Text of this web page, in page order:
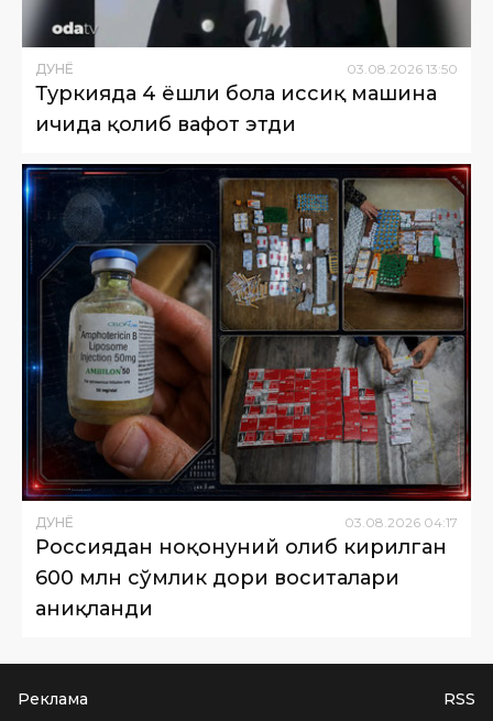
ДУНË 03.08.2026 13:50
Туркияда 4 ёшли бола иссиқ машина
ичида қолиб вафот этди
ДУНË 03.08.2026 04:17
Россиядан ноқонуний олиб кирилган
600 млн сўмлик дори воситалари
аниқланди
Реклама RSS